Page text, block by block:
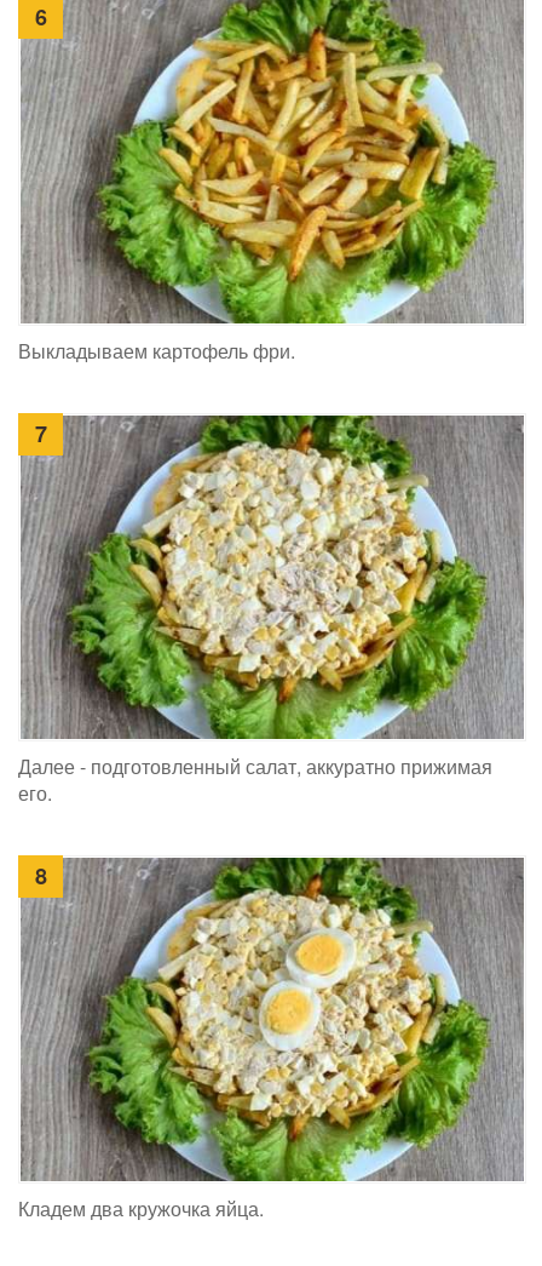
6
Выкладываем картофель фри.
7
Далее - подготовленный салат, аккуратно прижимая
его.
8
Кладем два кружочка яйца.